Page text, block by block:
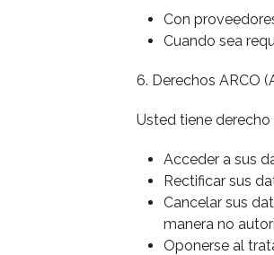
Con
Cuando sea
6. Derechos ARCO
Usted tiene derecho
Acceder a sus
Rectificar sus
Cancelar sus
manera no
Oponerse al